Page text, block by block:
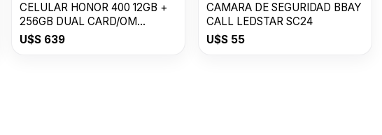
CELULAR HONOR 400 12GB +
256GB DUAL CARD/OM
USDESERT GOLD
U$S 639
CAMARA DE SEGURIDAD BBAY
CALL LEDSTAR SC24
U$S 55